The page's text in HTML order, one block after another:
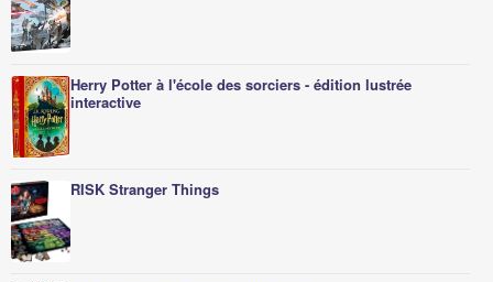
Herry Potter à l'école des sorciers - édition lustrée
interactive
RISK Stranger Things